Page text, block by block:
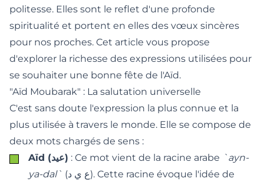
politesse. Elles sont le reflet d'une profonde
spiritualité et portent en elles des vœux sincères
pour nos proches. Cet article vous propose
d'explorer la richesse des expressions utilisées pour
se souhaiter une bonne fête de l'Aïd.
"Aïd Moubarak" : La salutation universelle
C'est sans doute l'expression la plus connue et la
plus utilisée à travers le monde. Elle se compose de
deux mots chargés de sens :
Aïd (عيد) : Ce mot vient de la racine arabe `ayn-
ya-dal` (ع ي د). Cette racine évoque l'idée de